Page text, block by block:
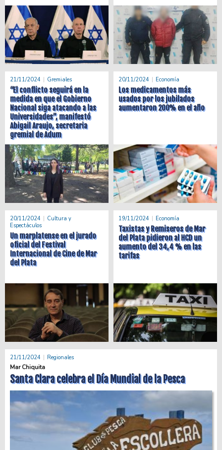
21/11/2024 Gremiales
“El conflicto seguirá en la
medida en que el Gobierno
Nacional siga atacando a las
Universidades”, manifestó
Abigail Araujo, secretaria
gremial de Adum
20/11/2024 Economía
Los medicamentos más
usados por los jubilados
aumentaron 200% en el año
20/11/2024
Cultura y
Espectáculos
Un marplatense en el jurado
oficial del Festival
Internacional de Cine de Mar
del Plata
19/11/2024 Economía
Taxistas y Remiseros de Mar
del Plata pidieron al HCD un
aumento del 34,4 % en las
tarifas
21/11/2024 Regionales
Mar Chiquita
Santa Clara celebra el Día Mundial de la Pesca